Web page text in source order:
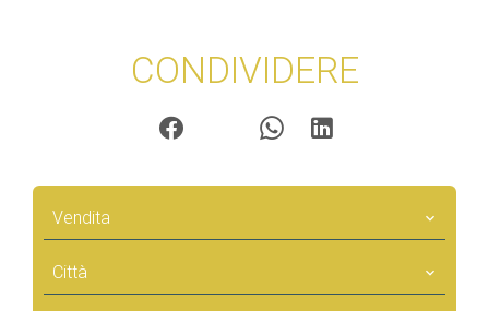
CONDIVIDERE
Vendita
Città